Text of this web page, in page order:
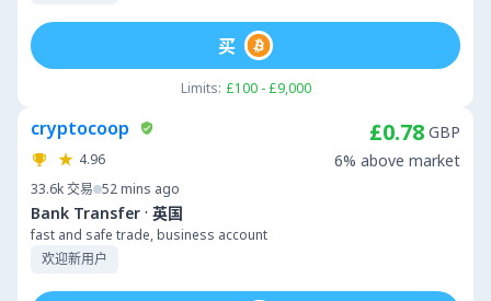
Limits: £100 - £9,000
买
cryptocoop
4.96
33.6k交易 52 mins ago
Bank Transfer · 英国
fast and safe trade, business account
欢迎新用户
£0.78 GBP
6% above market